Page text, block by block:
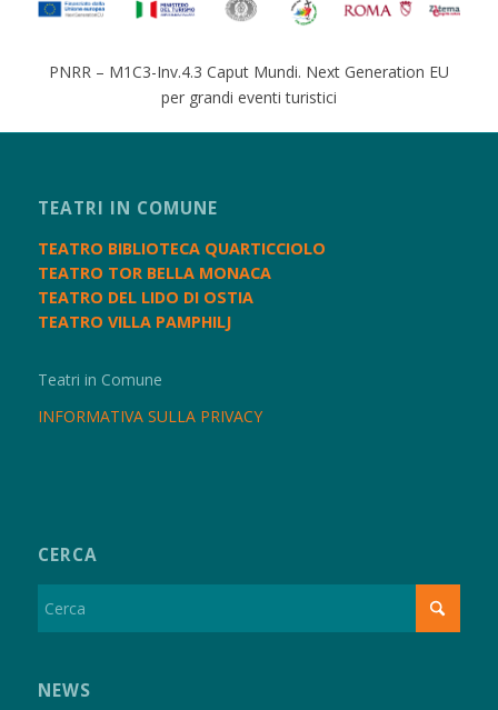
PNRR – M1C3-Inv.4.3 Caput Mundi. Next Generation EU
per grandi eventi turistici
TEATRI IN COMUNE
TEATRO BIBLIOTECA QUARTICCIOLO
TEATRO TOR BELLA MONACA
TEATRO DEL LIDO DI OSTIA
TEATRO VILLA PAMPHILJ
Teatri in Comune
INFORMATIVA SULLA PRIVACY
CERCA
NEWS